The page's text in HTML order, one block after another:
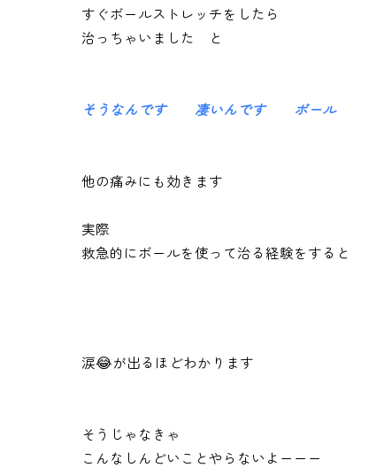
すぐボールストレッチをしたら
治っちゃいました と
そうなんです 凄いんです ボール
他の痛みにも効きます
実際
救急的にボールを使って治る経験をすると
涙😂が出るほどわかります
そうじゃなきゃ
こんなしんどいことやらないよーーー